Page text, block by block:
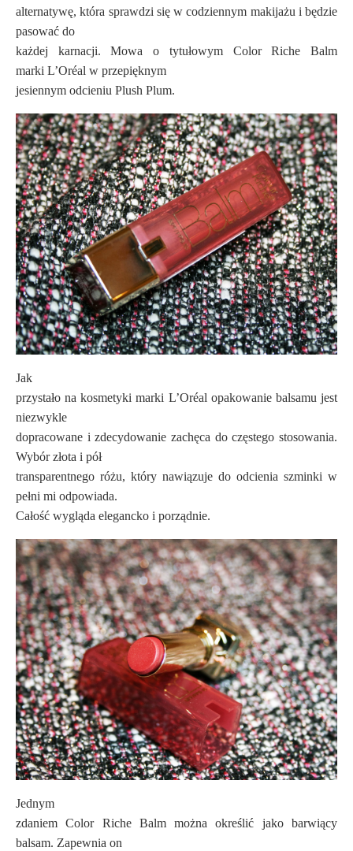
alternatywę, która sprawdzi się w codziennym makijażu i będzie
pasować do
każdej karnacji. Mowa o tytułowym Color Riche Balm
marki L’Oréal w przepięknym
jesiennym odcieniu Plush Plum.
Jak
przystało na kosmetyki marki L’Oréal opakowanie balsamu jest
niezwykle
dopracowane i zdecydowanie zachęca do częstego stosowania.
Wybór złota i pół
transparentnego różu, który nawiązuje do odcienia szminki w
pełni mi odpowiada.
Całość wygląda elegancko i porządnie.
Jednym
zdaniem Color Riche Balm można określić jako barwiący
balsam. Zapewnia on